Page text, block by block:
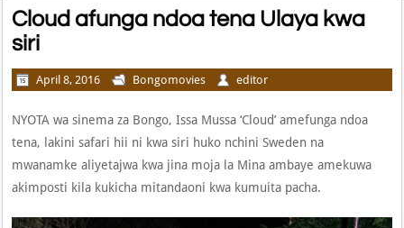
Cloud afunga ndoa tena Ulaya kwa
siri
April 8, 2016 Bongomovies editor
NYOTA wa sinema za Bongo, Issa Mussa ‘Cloud’ amefunga ndoa
tena, lakini safari hii ni kwa siri huko nchini Sweden na
mwanamke aliyetajwa kwa jina moja la Mina ambaye amekuwa
akimposti kila kukicha mitandaoni kwa kumuita pacha.